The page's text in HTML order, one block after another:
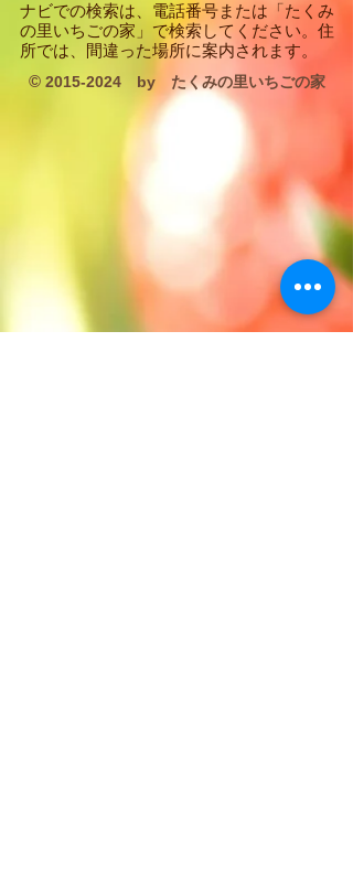
​ナビでの検索は、電話番号または「たくみ
の里いちごの家」で検索してください。住
所では、間違った場所に案内されます。
© 2015-2024 by たくみの里いちごの家